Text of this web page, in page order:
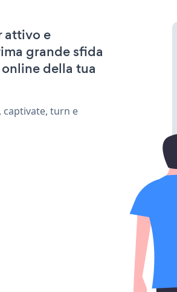
attivo e
grande sfida
della tua
captivate, turn e